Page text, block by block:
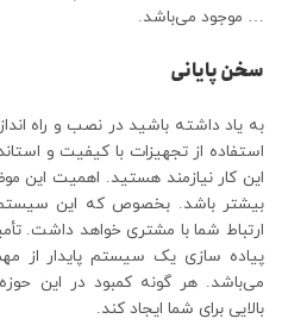
… موجود می‌باشد.
سخن پایانی
استفاده از تجهیزات با کیفیت و
این کار نیازمند هستید. اهمیت این
بیشتر باشد. بخصوص که این
ارتباط شما با مشتری خواهد داشت.
پیاده سازی یک سیستم پایدار از
می‌باشد. هر گونه کمبود در این
بالایی برای شما ایجاد کند.